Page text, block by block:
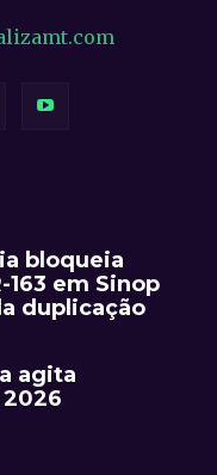
bloqueia
em Sinop
duplicação
agita